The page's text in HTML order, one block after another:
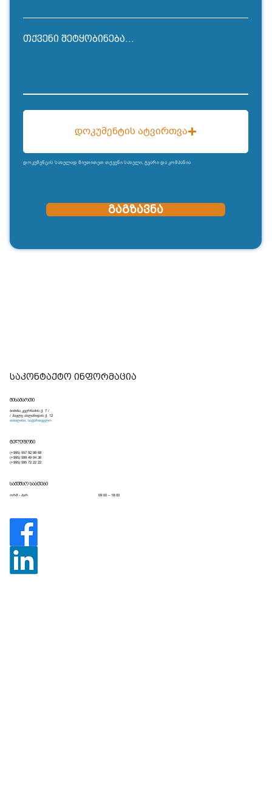
თქვენი შეტყობინება...
დოკუმენტის ატვირთვა
დოკუმენტის სახელად მიუთითეთ თქვენი სახელი, გვარი და კომპანია
გაგზავნა
საკონტაქტო ინფორმაცია
მისამართი
ბიძინა კვერნაძის ქ. 7 /
/ პავლე ასლანიდის ქ. 12
თბილისი, საქართველო
ტელეფონი
(+995) 557 92 98 68
(+995) 599 49 04 36
(+995) 595 72 22 22
სამუშაო საათები
ორშ - პარ 09:00 – 18:00